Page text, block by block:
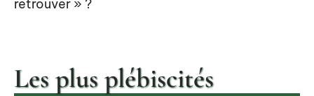
retrouver » ?
Les plus plébiscités